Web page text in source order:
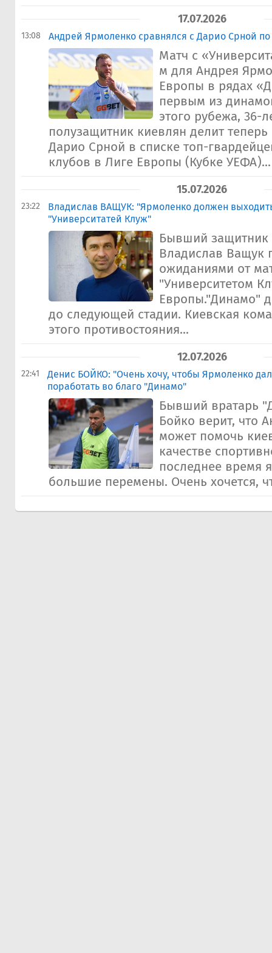
17.07.2026
13:08 Андрей Ярмоленко сравнялся с Дарио Срной
Матч с
м для Андрея
Европы в рядах
первым из
этого рубежа, 36-
полузащитник киевлян делит
Дарио Срной в списке топ-
клубов в Лиге Европы (Кубке УЕФА)...
15.07.2026
23:22
Владислав ВАЩУК: "Ярмоленко должен
"Университатей Клуж"
Бывший
Владислав Ващук
ожиданиями от
"Университетом
Европы."Динамо"
до следующей стадии. Киевская
этого противостояния...
12.07.2026
22:41
Денис БОЙКО: "Очень хочу, чтобы Ярмоленко
поработать во благо "Динамо"
Бывший вратарь
Бойко верит, что
может помочь
качестве
последнее время
большие перемены. Очень хочется,